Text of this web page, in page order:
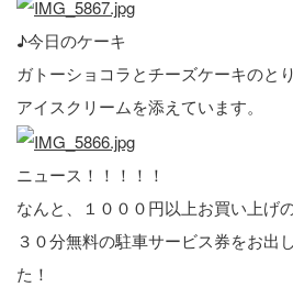
♪今日のケーキ
ガトーショコラとチーズケーキのと
アイスクリームを添えています。
ニュース！！！！！
なんと、１０００円以上お買い上げの
３０分無料の駐車サービス券をお出
た！